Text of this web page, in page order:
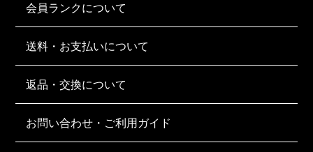
会員ランクについて
送料・お支払いについて
返品・交換について
お問い合わせ・ご利用ガイド